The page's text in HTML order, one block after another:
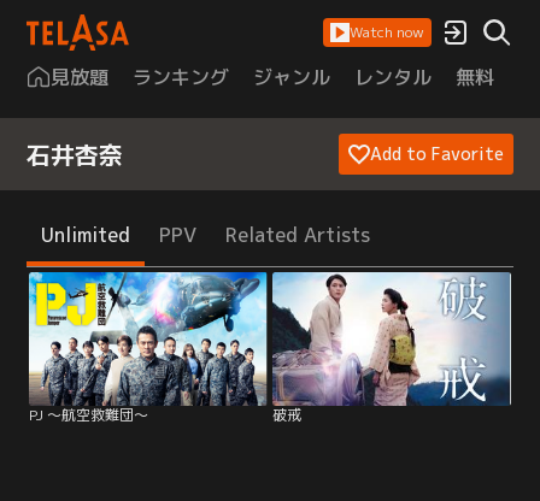
Watch now
見放題 ランキング ジャンル レンタル 無料
石井杏奈 Add to Favorite
Unlimited PPV Related Artists
PJ ～航空救難団～ 破戒